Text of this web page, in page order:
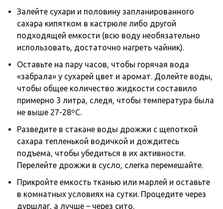
Залейте сухари и половину запланированного
сахара кипятком в кастрюле либо другой
подходящей емкости (всю воду необязательно
использовать, достаточно нагреть чайник).
Оставьте на пару часов, чтобы горячая вода
«забрала» у сухарей цвет и аромат. Долейте воды,
чтобы общее количество жидкости составило
примерно 3 литра, следя, чтобы температура была
не выше 27-28ºС.
Разведите в стакане воды дрожжи с щепоткой
сахара тепленькой водичкой и дождитесь
подъема, чтобы убедиться в их активности.
Перелейте дрожжи в сусло, слегка перемешайте.
Прикройте емкость тканью или марлей и оставьте
в комнатных условиях на сутки. Процедите через
дуршлаг, а лучше – через сито.